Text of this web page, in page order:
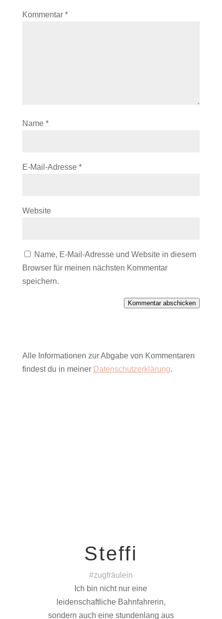
Kommentar *
Name *
E-Mail-Adresse *
Website
Name, E-Mail-Adresse und Website in diesem
Browser für meinen nächsten Kommentar
speichern.
Kommentar abschicken
Alle Informationen zur Abgabe von Kommentaren
findest du in meiner Datenschutzerklärung.
Steffi
#zugfräulein
Ich bin nicht nur eine
leidenschaftliche Bahnfahrerin,
sondern auch eine stundenlang aus